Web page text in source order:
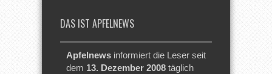
DAS IST APFELNEWS
Apfelnews informiert die Leser seit
dem 13. Dezember 2008 täglich